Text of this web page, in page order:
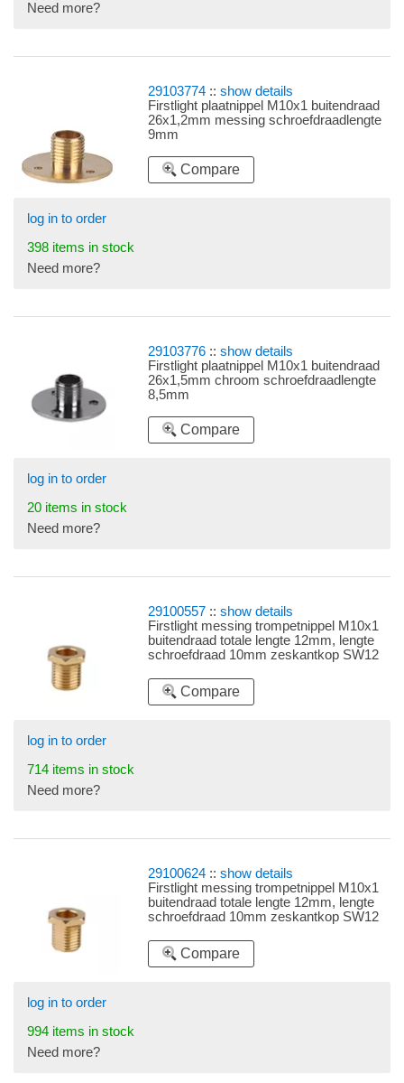
Need more?
29103774 ::show details
Firstlight plaatnippel M10x1 buitendraad
26x1,2mm messing schroefdraadlengte
9mm
Compare
log in to order
398 items in stock
Need more?
29103776 ::show details
Firstlight plaatnippel M10x1 buitendraad
26x1,5mm chroom schroefdraadlengte
8,5mm
Compare
log in to order
20 items in stock
Need more?
29100557 ::show details
Firstlight messing trompetnippel M10x1
buitendraad totale lengte 12mm, lengte
schroefdraad 10mm zeskantkop SW12
Compare
log in to order
714 items in stock
Need more?
29100624 ::show details
Firstlight messing trompetnippel M10x1
buitendraad totale lengte 12mm, lengte
schroefdraad 10mm zeskantkop SW12
Compare
log in to order
994 items in stock
Need more?